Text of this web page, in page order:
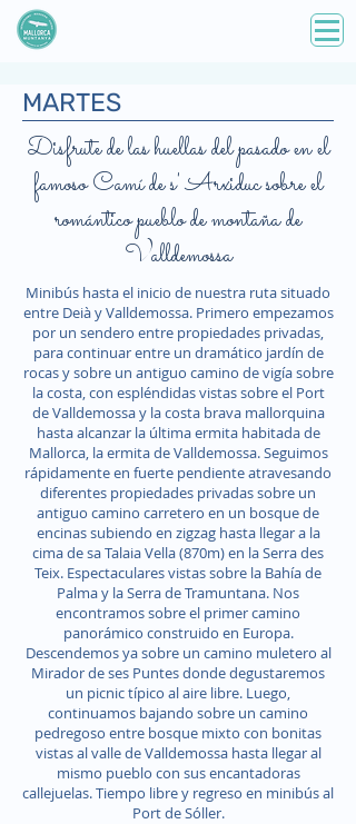
MARTES
Disfrute de las huellas del pasado en el
famoso Camí de s' Arxiduc sobre el
romántico pueblo de montaña de
Valldemossa
Minibús hasta el inicio de nuestra ruta situado
entre Deià y Valldemossa. Primero empezamos
por un sendero entre propiedades privadas,
para continuar entre un dramático jardín de
rocas y sobre un antiguo camino de vigía sobre
la costa, con espléndidas vistas sobre el Port
de Valldemossa y la costa brava mallorquina
hasta alcanzar la última ermita habitada de
Mallorca, la ermita de Valldemossa. Seguimos
rápidamente en fuerte pendiente atravesando
diferentes propiedades privadas sobre un
antiguo camino carretero en un bosque de
encinas subiendo en zigzag hasta llegar a la
cima de sa Talaia Vella (870m) en la Serra des
Teix. Espectaculares vistas sobre la Bahía de
Palma y la Serra de Tramuntana. Nos
encontramos sobre el primer camino
panorámico construido en Europa.
Descendemos ya sobre un camino muletero al
Mirador de ses Puntes donde degustaremos
un picnic típico al aire libre. Luego,
continuamos bajando sobre un camino
pedregoso entre bosque mixto con bonitas
vistas al valle de Valldemossa hasta llegar al
mismo pueblo con sus encantadoras
callejuelas. Tiempo libre y regreso en minibús al
Port de Sóller.